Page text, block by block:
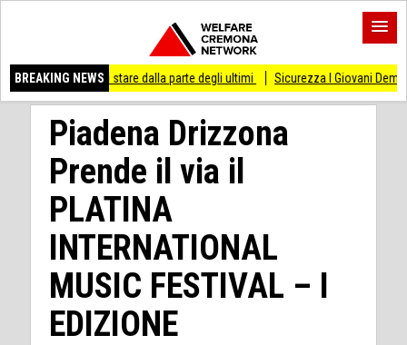
BREAKING NEWS
di stare dalla parte degli ultimi Sicurezza I Giovani Democratici
Piadena Drizzona
Prende il via il
PLATINA
INTERNATIONAL
MUSIC FESTIVAL – I
EDIZIONE